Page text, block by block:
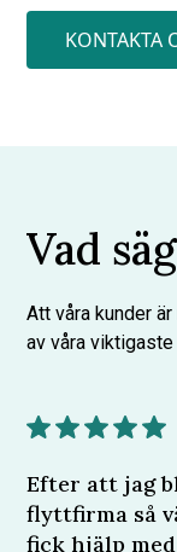
KONTAKTA
Vad
Att våra kunder
av våra
Efter att jag
flyttfirma så
fick hjälp